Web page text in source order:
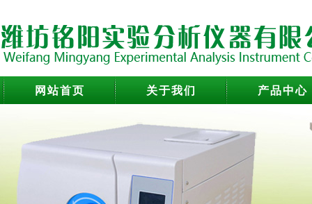
网站首页 关于我们 产品中心